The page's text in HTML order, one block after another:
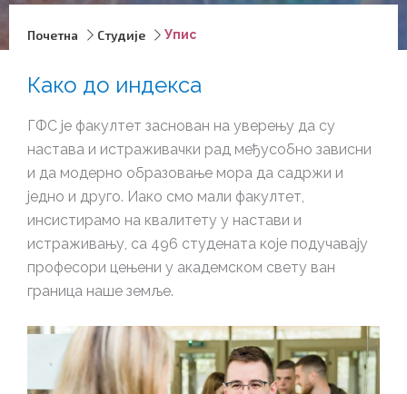
Почетна Студије Упис
Како до индекса
ГФС је факултет заснован на уверењу да су
настава и истраживачки рад међусобно зависни
и да модерно образовање мора да садржи и
једно и друго. Иако смо мали факултет,
инсистирамо на квалитету у настави и
истраживању, са 496 студената које подучавају
професори цењени у академском свету ван
граница наше земље.